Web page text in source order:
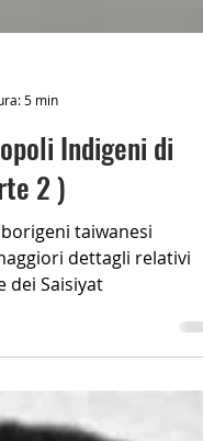
5 min
Indigeni di
2 )
taiwanesi
Saisiyat